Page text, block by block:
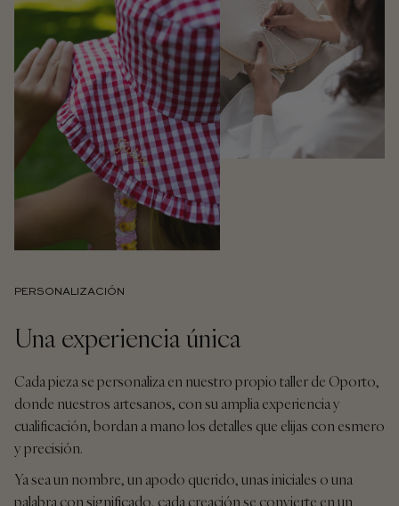
PERSONALIZACIÓN
Una experiencia única
Cada pieza se personaliza en nuestro propio taller de Oporto,
donde nuestros artesanos, con su amplia experiencia y
cualificación, bordan a mano los detalles que elijas con esmero
y precisión.
Ya sea un nombre, un apodo querido, unas iniciales o una
palabra con significado, cada creación se convierte en un